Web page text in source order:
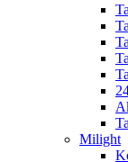
Milight